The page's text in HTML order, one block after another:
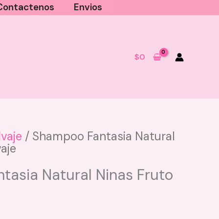
Envios
$0
/ Shampoo Fantasia Natural
Natural Ninas Fruto
$ 39.000